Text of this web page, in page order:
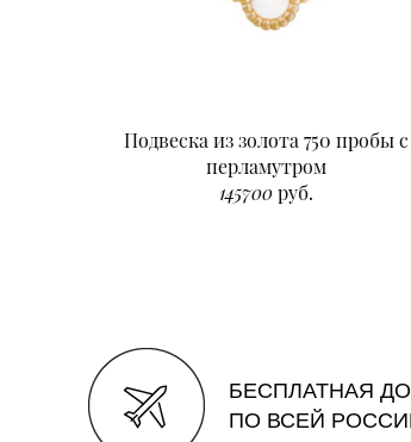
Подвеска из золота 750 пробы с
перламутром
145700руб.
БЕСПЛАТНАЯ
ПО ВСЕЙ